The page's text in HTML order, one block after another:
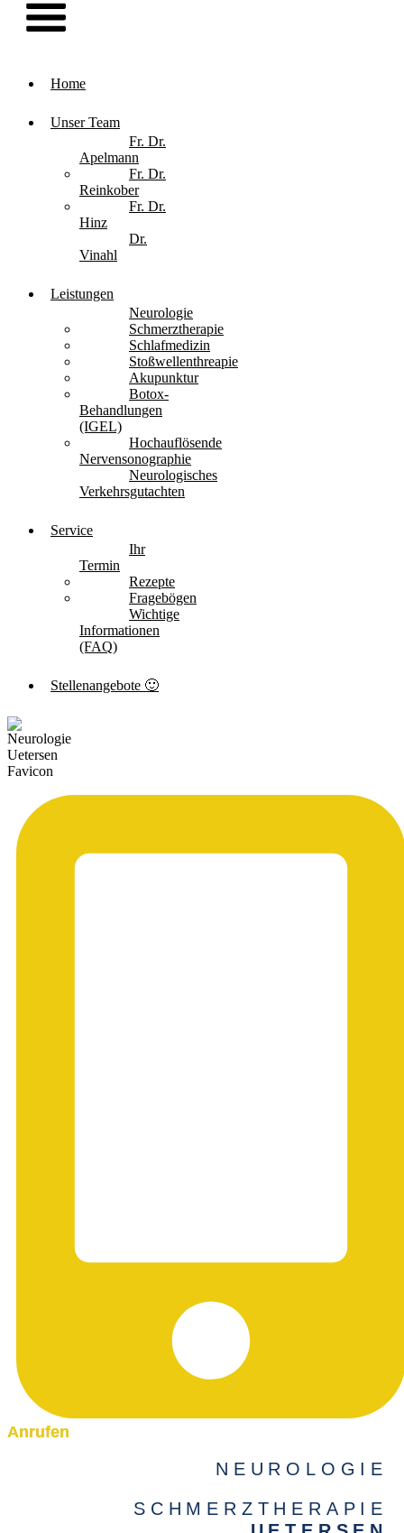
Home
Unser Team
Fr. Dr.
Apelmann
Fr. Dr.
Reinkober
Fr. Dr.
Hinz
Dr.
Vinahl
Leistungen
Neurologie
Schmerztherapie
Schlafmedizin
Stoßwellenthreapie
Akupunktur
Botox-
Behandlungen
(IGEL)
Hochauflösende
Nervensonographie
Neurologisches
Verkehrsgutachten
Service
Ihr
Termin
Rezepte
Fragebögen
Wichtige
Informationen
(FAQ)
Stellenangebote 🙂
Anrufen
NEUROLOGIE
SCHMERZTHERAPIE